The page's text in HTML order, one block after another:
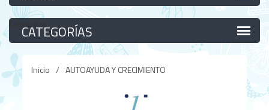
Categorías
Inicio / AUTOAYUDA Y CRECIMIENTO